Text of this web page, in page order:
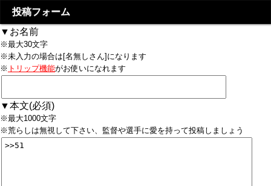
投稿フォーム
▼お名前
※最大30文字
※未入力の場合は[名無しさん]になります
※ トリップ機能がお使いになれます
▼本文(必須)
※最大1000文字
※荒らしは無視して下さい、監督や選手に愛を持って投稿しましょう